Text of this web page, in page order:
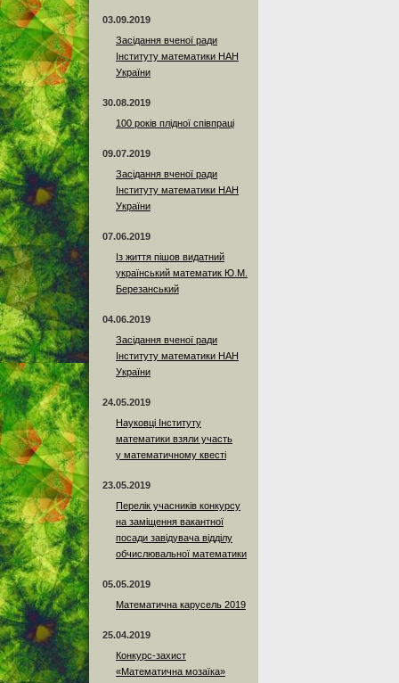
03.09.2019
Засідання вченої ради
Інституту математики НАН
України
30.08.2019
100 років плідної співпраці
09.07.2019
Засідання вченої ради
Інституту математики НАН
України
07.06.2019
Із життя пішов видатний
український математик Ю.М.
Березанський
04.06.2019
Засідання вченої ради
Інституту математики НАН
України
24.05.2019
Науковці Інституту
математики взяли участь
у математичному квесті
23.05.2019
Перелік учасників конкурсу
на заміщення вакантної
посади завідувача відділу
обчислювальної математики
05.05.2019
Математична карусель 2019
25.04.2019
Конкурс-захист
«Математична мозаїка»